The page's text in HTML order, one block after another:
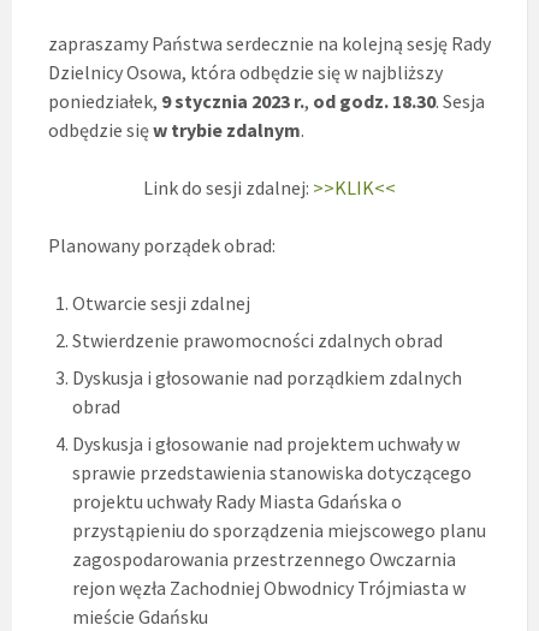
zapraszamy Państwa serdecznie na kolejną sesję Rady
Dzielnicy Osowa, która odbędzie się w najbliższy
poniedziałek, 9 stycznia 2023 r., od godz. 18.30. Sesja
odbędzie sięw trybie zdalnym.
Link do sesji zdalnej: >>KLIK<<
Planowany porządek obrad:
Otwarcie sesji zdalnej
Stwierdzenie prawomocności zdalnych obrad
Dyskusja i głosowanie nad porządkiem zdalnych
obrad
Dyskusja i głosowanie nad projektem uchwały w
sprawie przedstawienia stanowiska dotyczącego
projektu uchwały Rady Miasta Gdańska o
przystąpieniu do sporządzenia miejscowego planu
zagospodarowania przestrzennego Owczarnia
rejon węzła Zachodniej Obwodnicy Trójmiasta w
mieście Gdańsku